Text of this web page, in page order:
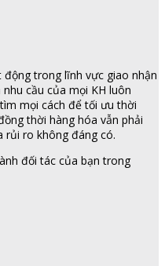
trong lĩnh vực giao nhận
cầu của mọi KH luôn
mọi cách để tối ưu thời
thời hàng hóa vẫn phải
rủi ro không đáng có.
đối tác của bạn trong